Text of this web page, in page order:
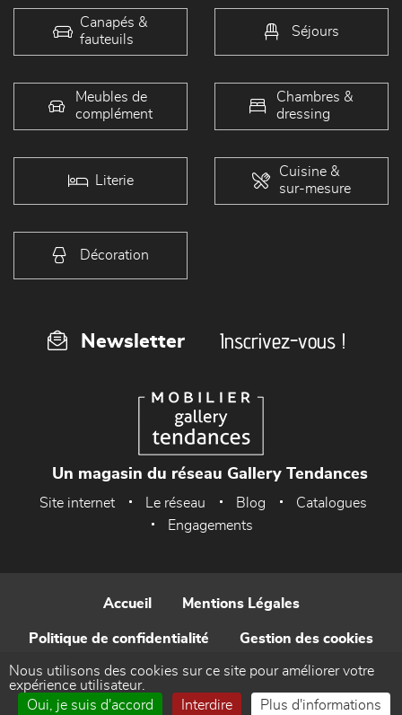
Canapés &
fauteuils
Séjours
Meubles de
complément
Chambres &
dressing
Literie
Cuisine &
sur-mesure
Décoration
Newsletter Inscrivez-vous !
Un magasin du réseau Gallery Tendances
Site internet Le réseau Blog
Catalogues
Engagements
Accueil Mentions Légales
Politique de confidentialité Gestion des cookies
Contact
Nous utilisons des cookies sur ce site pour améliorer votre
expérience utilisateur.
Oui, je suis d'accord
Interdire Plus d'informations